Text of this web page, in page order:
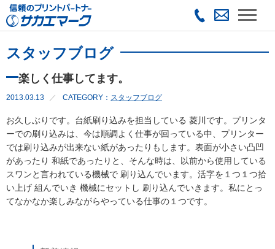
スタッフブログ
楽しく仕事してます。
2013.03.13 CATEGORY： スタッフブログ
お久しぶりです。台紙刷り込みを担当している 菱川です。プリンタ
ーでの刷り込みは、今は順調よく仕事が回っている中、プリンター
では刷り込みが出来ない紙があったりもします。表面が小さい凸凹
があったり 和紙であったりと、そんな時は、以前から使用している
スワンと言われている機械で 刷り込んでいます。活字を１つ１つ拾
い上げ 組んでいき 機械にセットし 刷り込んでいきます。私にとっ
てなかなか楽しみながらやっている仕事の１つです。